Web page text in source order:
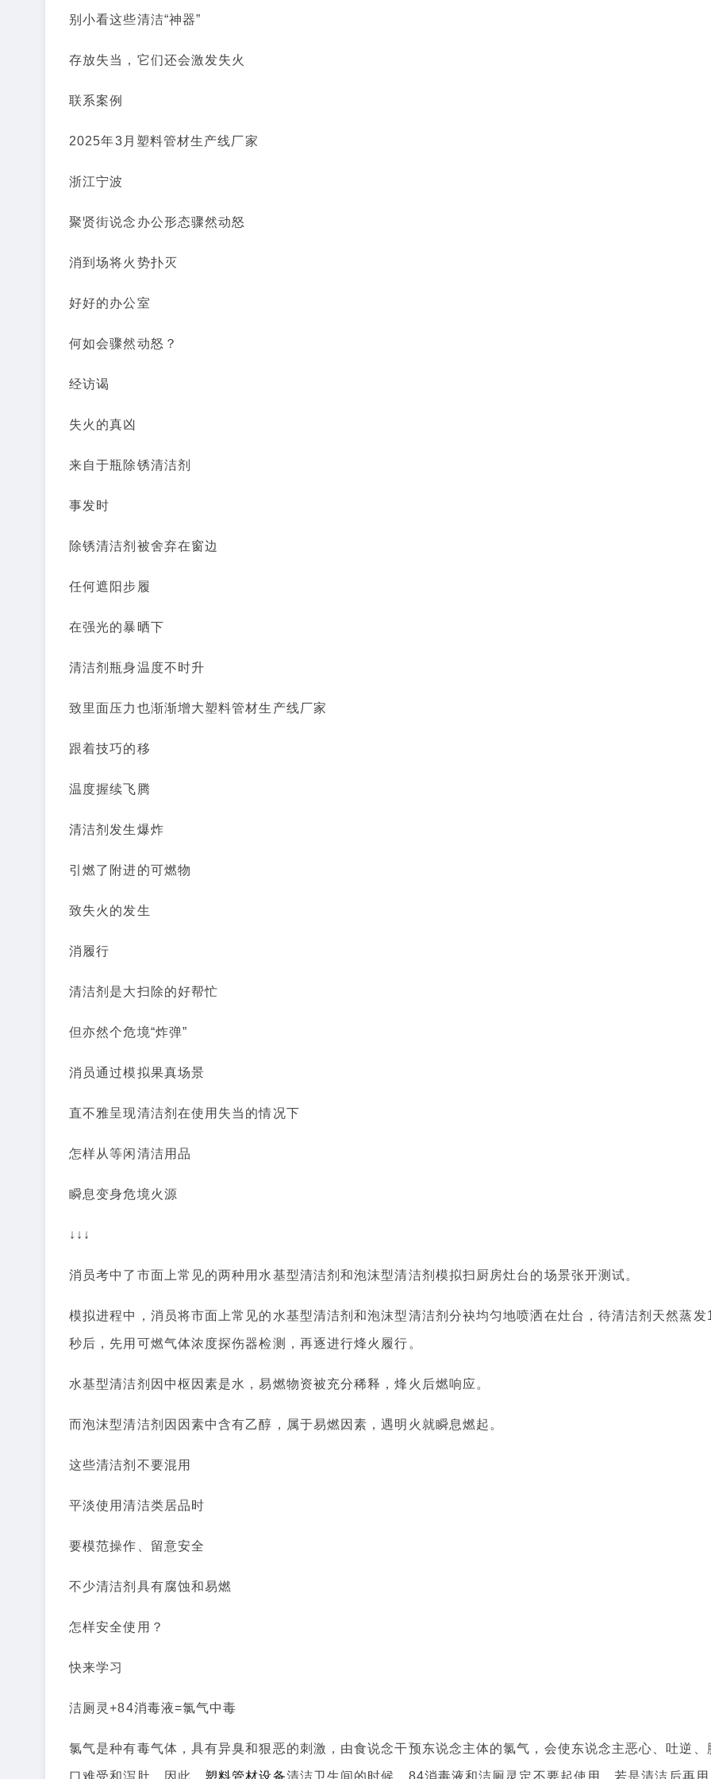
别小看这些清洁“神器”
存放失当，它们还会激发失火
联系案例
2025年3月塑料管材生产线厂家
浙江宁波
聚贤街说念办公形态骤然动怒
消到场将火势扑灭
好好的办公室
何如会骤然动怒？
经访谒
失火的真凶
来自于瓶除锈清洁剂
事发时
除锈清洁剂被舍弃在窗边
任何遮阳步履
在强光的暴晒下
清洁剂瓶身温度不时升
致里面压力也渐渐增大塑料管材生产线厂家
跟着技巧的移
温度握续飞腾
清洁剂发生爆炸
引燃了附进的可燃物
致失火的发生
消履行
清洁剂是大扫除的好帮忙
但亦然个危境“炸弹”
消员通过模拟果真场景
直不雅呈现清洁剂在使用失当的情况下
怎样从等闲清洁用品
瞬息变身危境火源
↓↓↓
消员考中了市面上常见的两种用水基型清洁剂和泡沫型清洁剂模拟扫厨房灶台的场景张开测试。
模拟进程中，消员将市面上常见的水基型清洁剂和泡沫型清洁剂分袂均匀地喷洒在灶台，待清洁剂天然蒸发
秒后，先用可燃气体浓度探伤器检测，再逐进行烽火履行。
水基型清洁剂因中枢因素是水，易燃物资被充分稀释，烽火后燃响应。
而泡沫型清洁剂因因素中含有乙醇，属于易燃因素，遇明火就瞬息燃起。
这些清洁剂不要混用
平淡使用清洁类居品时
要模范操作、留意安全
不少清洁剂具有腐蚀和易燃
怎样安全使用？
快来学习
洁厕灵+84消毒液=氯气中毒
氯气是种有毒气体，具有异臭和狠恶的刺激，由食说念干预东说念主体的氯气，会使东说念主恶心、吐逆、